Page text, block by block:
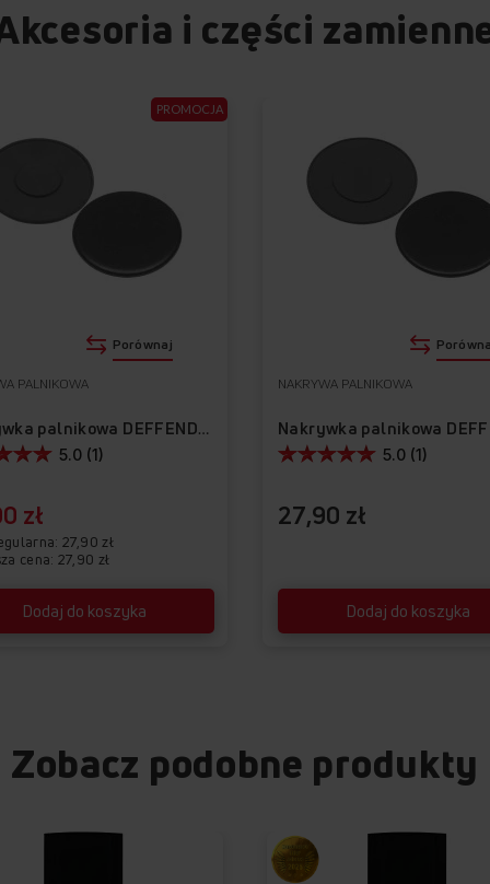
i części
zł
27,90 zł
cena: 27,90 zł
PALNIKOWA
Nakrywka palnikowa DEFFENDI-03
Dodaj do koszyka
5.0 (1)
PROMOCJA
Porównaj
27,90 zł
NAKRYWA PALNIKOWA
Dodaj do koszyka
5.0 (1)
Zobacz podobne produkty